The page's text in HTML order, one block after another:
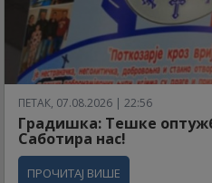
ПЕТАК, 07.08.2026 | 22:56
Градишка: Тешке
Саботира нас!
ПРОЧИТАЈ ВИШЕ